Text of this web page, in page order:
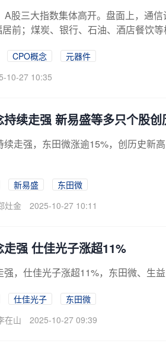
A股三大指数集体高开。盘面上，通
前；煤炭、银行、石油、酒店餐饮
CPO概念
元器件
10-27 10:35
持续走强 新易盛等多只个股创
续走强，东田微涨逾15%，创历史新
新易盛
东田微
灶金 2025-10-27 10:11
走强 仕佳光子涨超11%
强，仕佳光子涨超11%，东田微、生
仕佳光子
东田微
在山 2025-10-27 09:39